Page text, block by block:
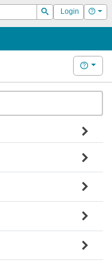
Suchen
Login Hilfe
Hilfe